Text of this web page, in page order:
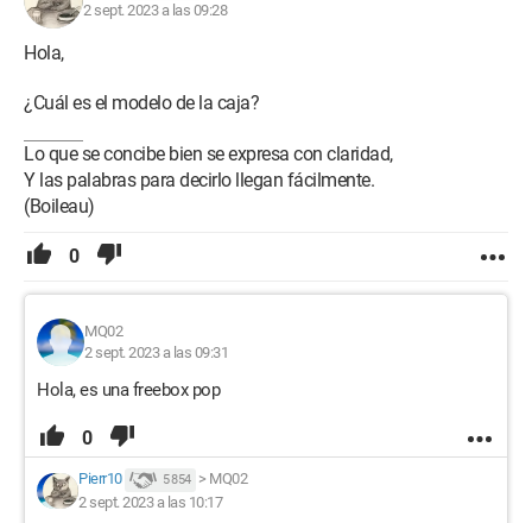
2 sept. 2023 a las 09:28
Hola,
¿Cuál es el modelo de la caja?
Lo que se concibe bien se expresa con claridad,
Y las palabras para decirlo llegan fácilmente.
(Boileau)
0
MQ02
2 sept. 2023 a las 09:31
Hola, es una freebox pop
0
Pierr10 5 854 > MQ02
2 sept. 2023 a las 10:17